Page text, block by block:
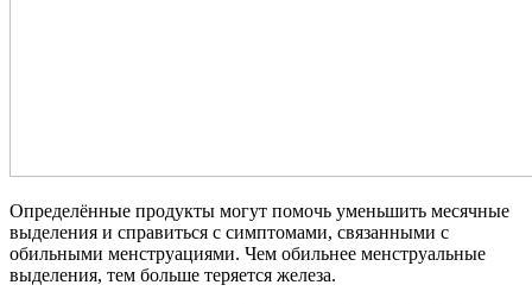
Определённые продукты могут помочь уменьшить месячные
выделения и справиться с симптомами, связанными с
обильными менструациями. Чем обильнее менструальные
выделения, тем больше теряется железа.